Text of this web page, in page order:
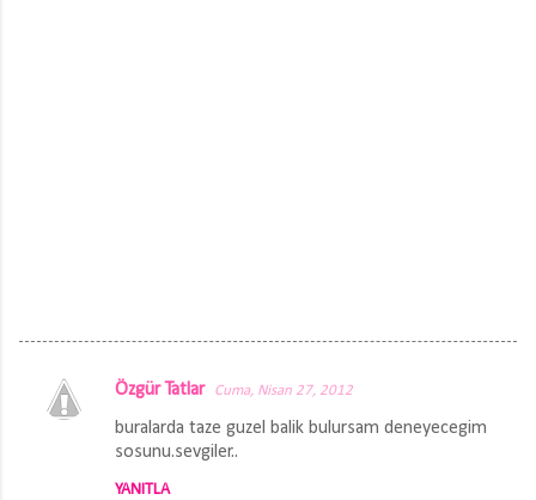
Y
Özgür Tatlar Cuma, Nisan 27, 2012
buralarda taze guzel balik bulursam deneyecegim
sosunu.sevgiler..
YANITLA